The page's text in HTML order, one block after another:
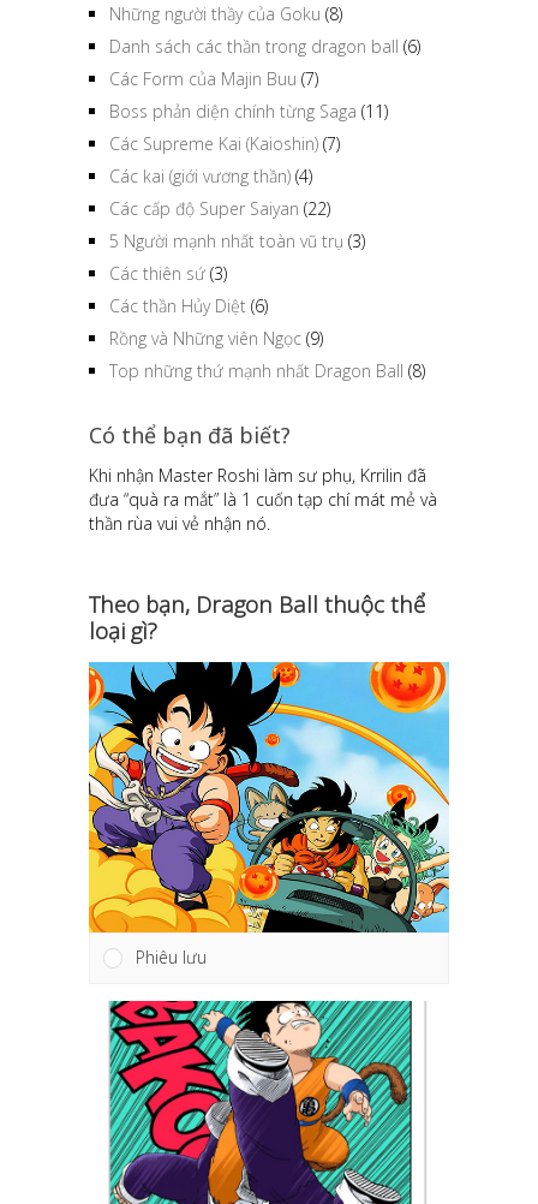
Những người thầy của Goku (8)
Danh sách các thần trong dragon ball (6)
Các Form của Majin Buu (7)
Boss phản diện chính từng Saga (11)
Các Supreme Kai (Kaioshin) (7)
Các kai (giới vương thần) (4)
Các cấp độ Super Saiyan (22)
5 Người mạnh nhất toàn vũ trụ (3)
Các thiên sứ (3)
Các thần Hủy Diệt (6)
Rồng và Những viên Ngọc (9)
Top những thứ mạnh nhất Dragon Ball (8)
Có thể bạn đã biết?
Khi nhận Master Roshi làm sư phụ, Krrilin đã
đưa “quà ra mắt” là 1 cuốn tạp chí mát mẻ và
thần rùa vui vẻ nhận nó.
Theo bạn, Dragon Ball thuộc thể
loại gì?
Phiêu lưu